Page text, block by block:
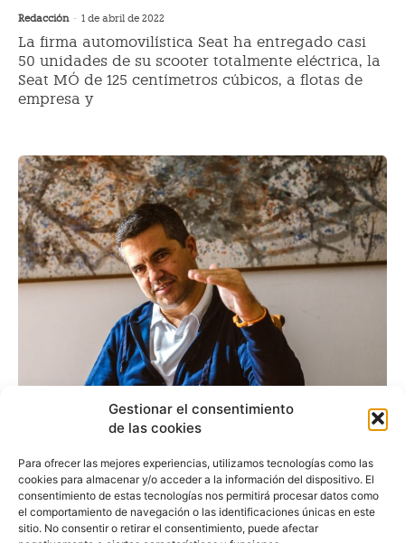
Gestionar el consentimiento
de las cookies
Para ofrecer las mejores experiencias, utilizamos tecnologías como las
cookies para almacenar y/o acceder a la información del dispositivo. El
consentimiento de estas tecnologías nos permitirá procesar datos como
el comportamiento de navegación o las identificaciones únicas en este
sitio. No consentir o retirar el consentimiento, puede afectar
Redacción - 1 de abril de 2022
La firma automovilística Seat ha entregado casi
50 unidades de su scooter totalmente eléctrica, la
Seat MÓ de 125 centímetros cúbicos, a flotas de
empresa y
Casasnovas pide visión
común para la movilidad
del futuro